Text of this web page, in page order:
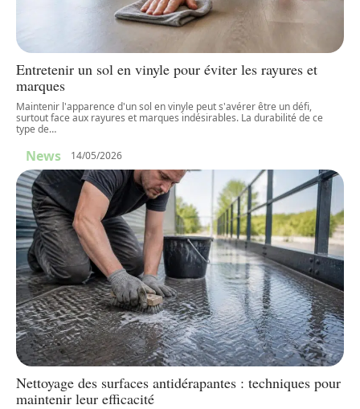
Entretenir un sol en vinyle pour éviter les rayures et
marques
Maintenir l'apparence d'un sol en vinyle peut s'avérer être un défi,
surtout face aux rayures et marques indésirables. La durabilité de ce
type de…
News 14/05/2026
Nettoyage des surfaces antidérapantes : techniques pour
maintenir leur efficacité